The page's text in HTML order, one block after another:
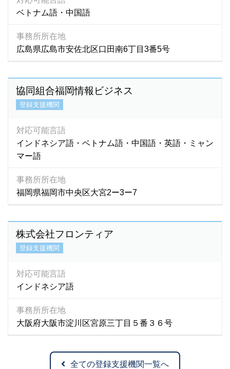
ベトナム語・中国語
事務所所在地
広島県広島市安佐北区口田南6丁目3番5号
協同組合福岡情報ビジネス
登録支援機関
対応可能言語
インドネシア語・ベトナム語・中国語・英語・ミャン
マー語
事務所所在地
福岡県福岡市中央区大宮2ー3ー7
株式会社フロンティア
登録支援機関
対応可能言語
インドネシア語
事務所所在地
大阪府大阪市淀川区宮原三丁目５番３６号
全ての登録支援機関一覧へ